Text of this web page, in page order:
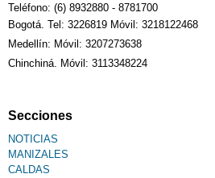
Sudoku
Fallecimiento
Teléfono: (6) 8932880 - 8781700
Bogotá. Tel: 3226819 Móvil: 3218122468
Medellín: Móvil: 3207273638
Chinchiná. Móvil: 3113348224
Secciones
NOTICIAS
MANIZALES
CALDAS